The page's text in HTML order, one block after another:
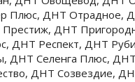
Плюс, ДНТ Отрадное,
ДНТ
ДНТ Респект, ДНТ
ДНТ Селенга Плюс, ДНТ
ДНТ Созвездие,